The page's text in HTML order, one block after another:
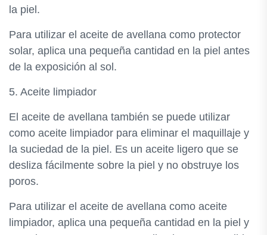
la piel.
Para utilizar el aceite de avellana como protector
solar, aplica una pequeña cantidad en la piel antes
de la exposición al sol.
5. Aceite limpiador
El aceite de avellana también se puede utilizar
como aceite limpiador para eliminar el maquillaje y
la suciedad de la piel. Es un aceite ligero que se
desliza fácilmente sobre la piel y no obstruye los
poros.
Para utilizar el aceite de avellana como aceite
limpiador, aplica una pequeña cantidad en la piel y